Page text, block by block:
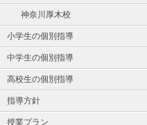
神奈川厚木校
小学生の個別指導
中学生の個別指導
高校生の個別指導
指導方針
授業プラン